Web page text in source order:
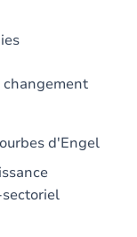
changement
d'Engel